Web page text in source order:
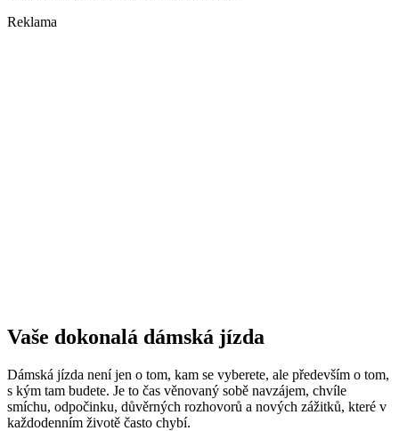
Reklama
Vaše dokonalá dámská jízda
Dámská jízda není jen o tom, kam se vyberete, ale především o tom,
s kým tam budete. Je to čas věnovaný sobě navzájem, chvíle
smíchu, odpočinku, důvěrných rozhovorů a nových zážitků, které v
každodenním životě často chybí.